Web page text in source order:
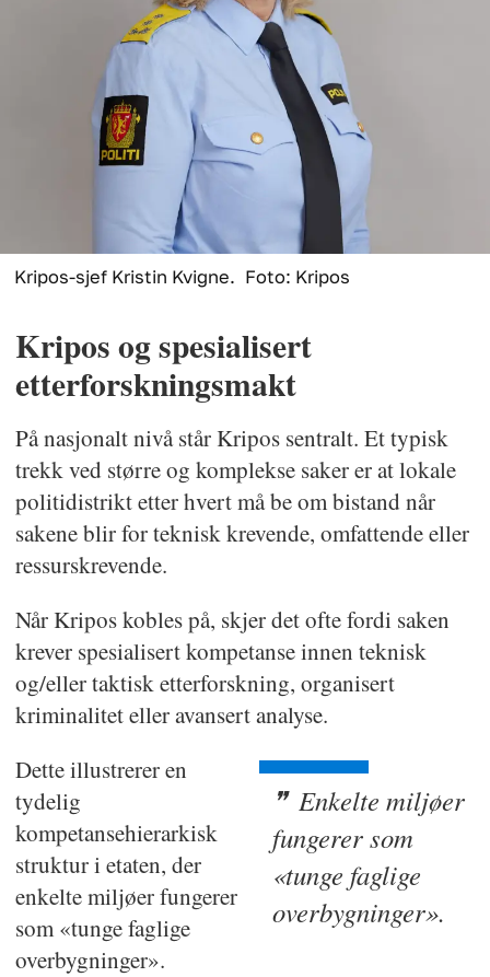
Kripos-sjef Kristin Kvigne. Foto: Kripos
Kripos og spesialisert
etterforskningsmakt
På nasjonalt nivå står Kripos sentralt. Et typisk
trekk ved større og komplekse saker er at lokale
politidistrikt etter hvert må be om bistand når
sakene blir for teknisk krevende, omfattende eller
ressurskrevende.
Når Kripos kobles på, skjer det ofte fordi saken
krever spesialisert kompetanse innen teknisk
og/eller taktisk etterforskning, organisert
kriminalitet eller avansert analyse.
Enkelte miljøer
fungerer som
«tunge faglige
over­bygninger».
Dette illustrerer en
tydelig
kompetansehierarkisk
struktur i etaten, der
enkelte miljøer fungerer
som «tunge faglige
overbygninger».